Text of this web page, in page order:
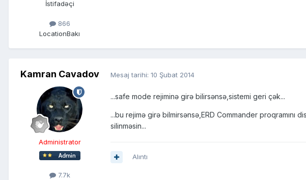
İstifadəçi
866
LocationBakı
Kamran Cavadov
Administrator
7.7k
Mesaj tarihi: 10 Şubat 2014
...safe mode rejiminə girə bilirsənsə,sistemi geri çək...
...bu rejimə girə bilmirsənsə,ERD Commander proqramını
silinməsin...
Alıntı